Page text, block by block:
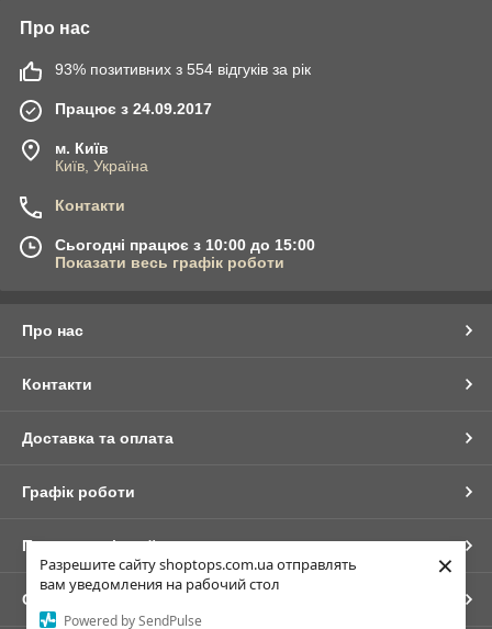
Разрешите сайту shoptops.com.ua отправлять
вам уведомления на рабочий стол
Powered by SendPulse
×
Про нас
93% позитивних з 554 відгуків за рік
Працює з 24.09.2017
м. Київ
Київ, Україна
Контакти
Сьогодні працює з 10:00 до 15:00
Показати весь графік роботи
Про нас
Контакти
Доставка та оплата
Графік роботи
Повна версія сайту
Сайт створено на маркетплейсі